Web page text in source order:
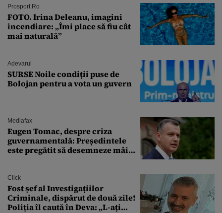
Prosport.ro
FOTO. Irina Deleanu, imagini
incendiare: „Îmi place să fiu cât
mai naturală”
Adevarul
SURSE Noile condiții puse de
Bolojan pentru a vota un guvern
Mediafax
Eugen Tomac, despre criza
guvernamentală: Președintele
este pregătit să desemneze mâine
Click
Fost șef al Investigațiilor
Criminale, dispărut de două zile!
Poliția îl caută în Deva: „L-ați